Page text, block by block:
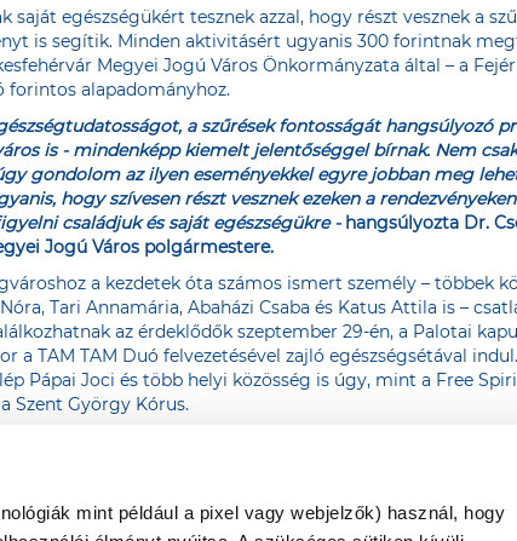
mint például a pixel vagy webjelzők) használ, hogy
egészségükért tesznek azzal, hogy részt vesznek a
is segítik. Minden aktivitásért ugyanis 300 forintnak
Megyei Jogú Város Önkormányzata által – a
forintos alapadományhoz.
a szűrések fontosságát hangsúlyozó
is - mindenképp kiemelt jelentőséggel bírnak. Nem
gondolom az ilyen eseményekkel egyre jobban meg
hogy szívesen részt vesznek ezeken a
családjuk és saját egészségükre -hangsúlyozta Dr.
Jogú Város polgármestere.
a kezdetek óta számos ismert személy – többek
Tari Annamária, Abaházi Csaba és Katus Attila is –
az érdeklődők szeptember 29-én, a Palotai
a TAM TAM Duó felvezetésével zajló egészségsétával
Pápai Joci és több helyi közösség is úgy, mint a Free
Szent György Kórus.